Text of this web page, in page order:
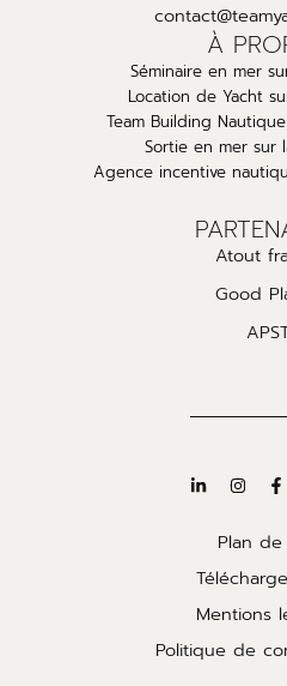
À
Séminaire en mer
Location de Yacht
Team Building
Sortie en mer sur
Agence incentive
Atout
Good
Plan
Mentions
Politique de